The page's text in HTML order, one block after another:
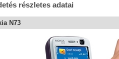
részletes adatai
N73